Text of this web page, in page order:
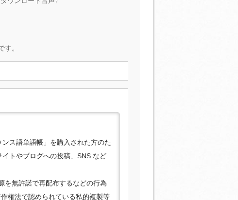
。
ス語単語帳」を購入された方のた
トやブログへの投稿、SNS など
を無許諾で再配布するなどの行為
権法で認められている私的複製等